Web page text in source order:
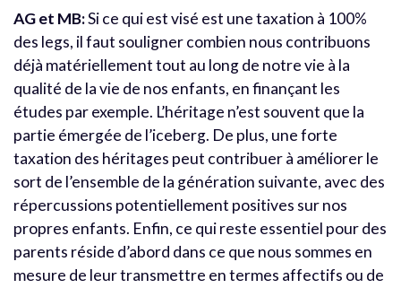
AG et MB:Si ce qui est visé est une taxation à 100%
des legs, il faut souligner combien nous contribuons
déjà matériellement tout au long de notre vie à la
qualité de la vie de nos enfants, en finançant les
études par exemple. L’héritage n’est souvent que la
partie émergée de l’iceberg. De plus, une forte
taxation des héritages peut contribuer à améliorer le
sort de l’ensemble de la génération suivante, avec des
répercussions potentiellement positives sur nos
propres enfants. Enfin, ce qui reste essentiel pour des
parents réside d’abord dans ce que nous sommes en
mesure de leur transmettre en termes affectifs ou de